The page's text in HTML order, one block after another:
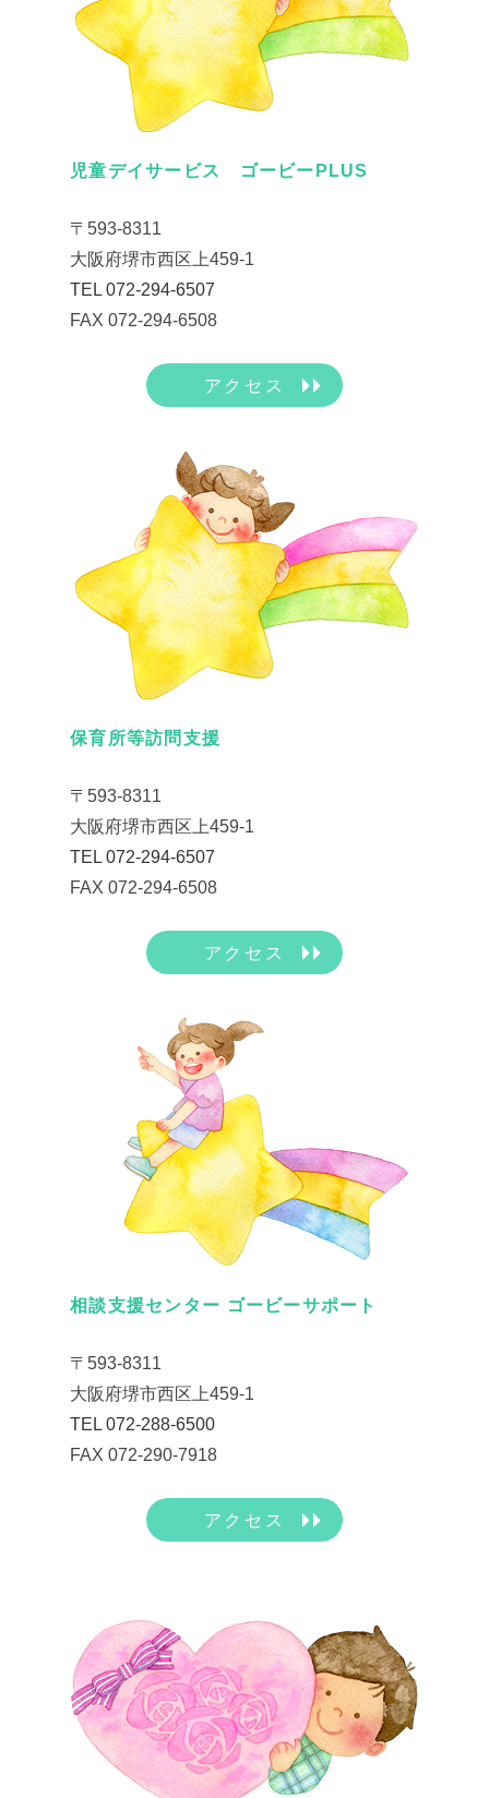
児童デイサービス ゴービーPLUS
〒593-8311
大阪府堺市西区上459-1
TEL 072-294-6507
FAX 072-294-6508
アクセス
保育所等訪問支援
〒593-8311
大阪府堺市西区上459-1
TEL 072-294-6507
FAX 072-294-6508
アクセス
相談支援センター ゴービーサポート
〒593-8311
大阪府堺市西区上459-1
TEL 072-288-6500
FAX 072-290-7918
アクセス